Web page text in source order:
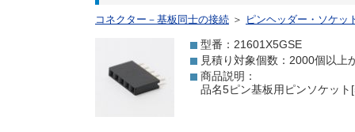
コネクター－基板同士の接続 ＞ ピンヘッダー・ソケッ
型番：21601X5GSE
見積り対象個数：2000個以上
商品説明：
品名5ピン基板用ピンソケッ